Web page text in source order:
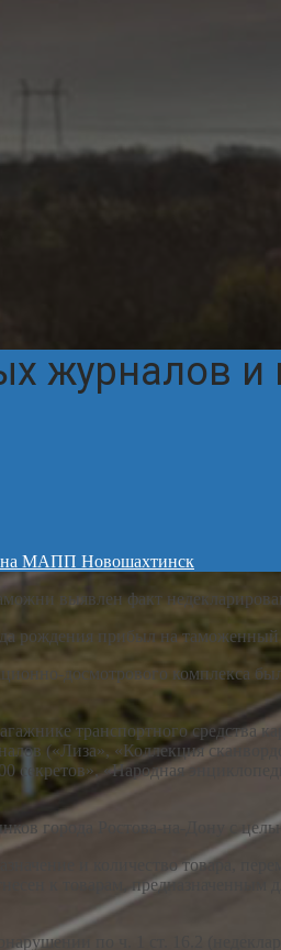
журналов
на МАПП Новошахтинск
выявлен факт
рождения прибыл на
досмотрового комплекса
транспортного средства
(«Лиза», «Коллекция
«Народная
города Ростова-на-Дону с
и количество товара,
к товарам,
по ч. 1 ст. 16.2